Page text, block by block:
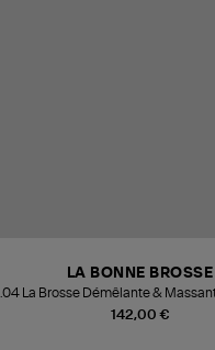
142,00 €
LA BONNE BROSSE
La Brosse Démêlante &
Bleu Encre